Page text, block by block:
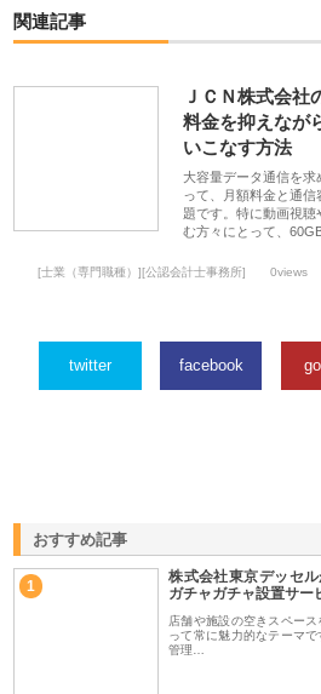
関連記事
ＪＣＮ株式会社
料金を抑えなが
いこなす方法
大容量データ通信を求
って、月額料金と通
題です。特に動画視聴
む方々にとって、
[士業（専門職種）][公認会計士事務所] 0views
twitter facebook
おすすめ記事
1
株式会社東京デッセ
ガチャガチャ設置サー
店舗や施設の空きスペー
って常に魅力的なテーマ
管理…